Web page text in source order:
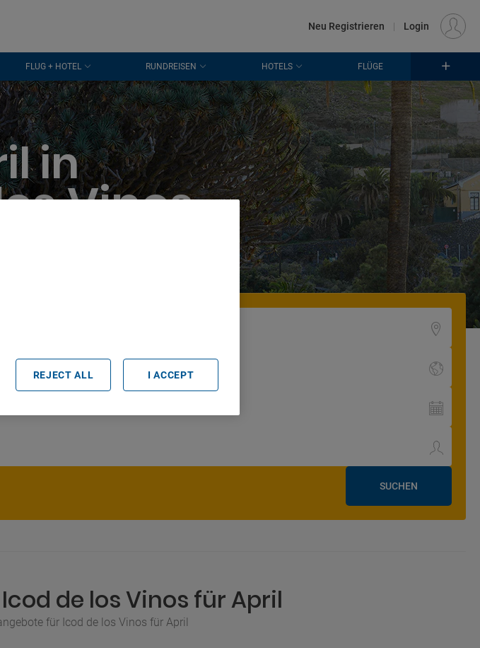
EUR
Neu Registrieren | Login
FLUG + HOTEL RUNDREISEN HOTELS FLÜGE
in
Vinos
SUCHEN
de los Vinos für April
für Icod de los Vinos für April
REJECT ALL I ACCEPT